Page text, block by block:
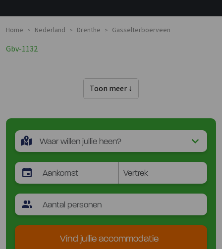
Home > Nederland > Drenthe > Gasselterboerveen
Gbv-1132
Toon meer ↓
Vind jullie accommodatie